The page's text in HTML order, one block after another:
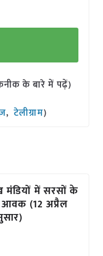
के बारे में पढ़ें)
,टेलीग्राम)
मंडियों में सरसों के
(12 अप्रैल